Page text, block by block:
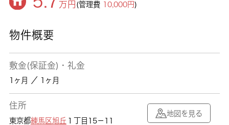
万円 (管理費 10,000円)
物件概要
敷金(保証金)・礼金
1ヶ月 ／ 1ヶ月
住所
東京都練馬区旭丘 １丁目15－11
地図を見る